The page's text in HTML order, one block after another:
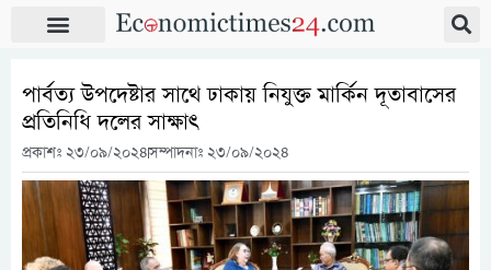
পার্বত্য উপদেষ্টার সাথে ঢাকায় নিযুক্ত মার্কিন দূতাবাসের
প্রতিনিধি দলের সাক্ষাৎ
প্রকাশঃ ২৩/০৯/২০২৪সম্পাদনাঃ ২৩/০৯/২০২৪